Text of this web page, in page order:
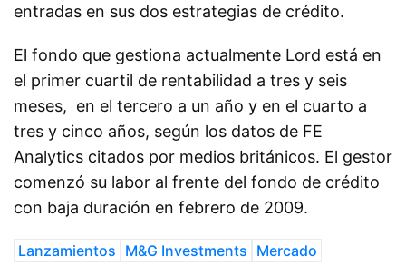
entradas en sus dos estrategias de crédito.
El fondo que gestiona actualmente Lord está en
el primer cuartil de rentabilidad a tres y seis
meses, en el tercero a un año y en el cuarto a
tres y cinco años, según los datos de FE
Analytics citados por medios británicos. El gestor
comenzó su labor al frente del fondo de crédito
con baja duración en febrero de 2009.
Lanzamientos M&G Investments Mercado